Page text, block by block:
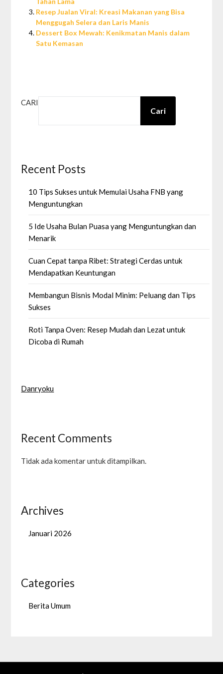
Resep Jualan Viral: Kreasi Makanan yang Bisa
Menggugah Selera dan Laris Manis
Dessert Box Mewah: Kenikmatan Manis dalam
Satu Kemasan
CARI
Cari
Recent Posts
10 Tips Sukses untuk Memulai Usaha FNB yang
Menguntungkan
5 Ide Usaha Bulan Puasa yang Menguntungkan dan
Menarik
Cuan Cepat tanpa Ribet: Strategi Cerdas untuk
Mendapatkan Keuntungan
Membangun Bisnis Modal Minim: Peluang dan Tips
Sukses
Roti Tanpa Oven: Resep Mudah dan Lezat untuk
Dicoba di Rumah
Danryoku
Recent Comments
Tidak ada komentar untuk ditampilkan.
Archives
Januari 2026
Categories
Berita Umum